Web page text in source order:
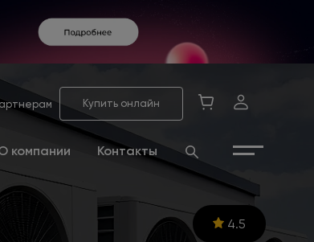
Купить онлайн
компании Контакты
4.5